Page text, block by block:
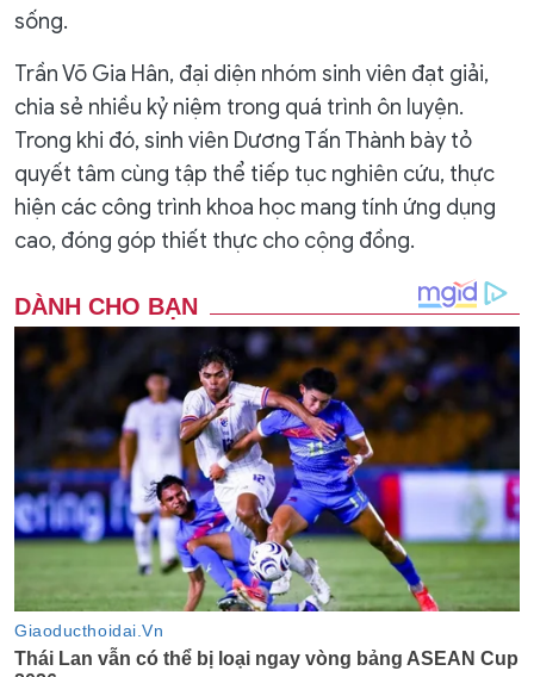
sống.
Trần Võ Gia Hân, đại diện nhóm sinh viên đạt giải,
chia sẻ nhiều kỷ niệm trong quá trình ôn luyện.
Trong khi đó, sinh viên Dương Tấn Thành bày tỏ
quyết tâm cùng tập thể tiếp tục nghiên cứu, thực
hiện các công trình khoa học mang tính ứng dụng
cao, đóng góp thiết thực cho cộng đồng.